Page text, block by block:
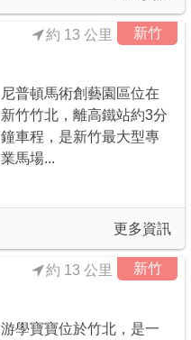
新竹
約 13 公里
尼普頓馬術創藝園區位在
新竹竹北，離高鐵站約3分
鐘車程，是新竹最大型專
業馬場...
更多資訊
新竹
約 13 公里
游學寶寶位於竹北，是一